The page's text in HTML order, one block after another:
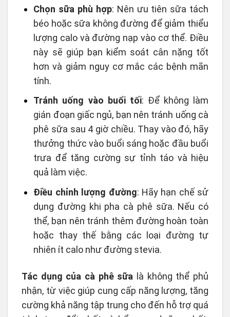
Chọn sữa phù hợp: Nên ưu tiên sữa tách
béo hoặc sữa không đường để giảm thiểu
lượng calo và đường nạp vào cơ thể. Điều
này sẽ giúp bạn kiểm soát cân nặng tốt
hơn và giảm nguy cơ mắc các bệnh mãn
tính.
Tránh uống vào buổi tối: Để không làm
gián đoạn giấc ngủ, bạn nên tránh uống cà
phê sữa sau 4 giờ chiều. Thay vào đó, hãy
thưởng thức vào buổi sáng hoặc đầu buổi
trưa để tăng cường sự tỉnh táo và hiệu
quả làm việc.
Điều chỉnh lượng đường: Hãy hạn chế sử
dụng đường khi pha cà phê sữa. Nếu có
thể, bạn nên tránh thêm đường hoàn toàn
hoặc thay thế bằng các loại đường tự
nhiên ít calo như đường stevia.
Tác dụng của cà phê sữa là không thể phủ
nhận, từ việc giúp cung cấp năng lượng, tăng
cường khả năng tập trung cho đến hỗ trợ quá